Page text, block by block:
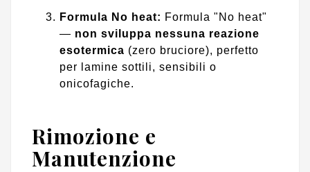
Formula No heat: Formula "No heat"
— non sviluppa nessuna reazione
esotermica (zero bruciore), perfetto
per lamine sottili, sensibili o
onicofagiche.
Rimozione e
Manutenzione